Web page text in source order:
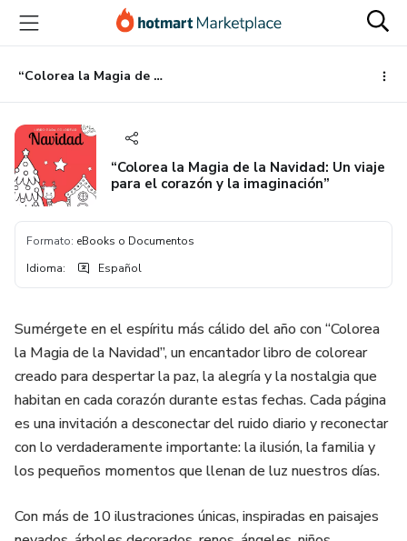
principal
página
de
página
“Colorea la Magia de la Navidad: Un viaje para el corazón y la imaginación”
“Colorea la Magia de la Navidad: Un viaje
para el corazón y la imaginación”
Formato: eBooks o Documentos
Idioma: Español
Sumérgete en el espíritu más cálido del año con “Colorea
la Magia de la Navidad”, un encantador libro de colorear
creado para despertar la paz, la alegría y la nostalgia que
habitan en cada corazón durante estas fechas. Cada página
es una invitación a desconectar del ruido diario y reconectar
con lo verdaderamente importante: la ilusión, la familia y
los pequeños momentos que llenan de luz nuestros días.
Con más de 10 ilustraciones únicas, inspiradas en paisajes